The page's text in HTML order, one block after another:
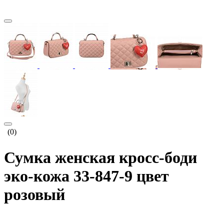
(0)
Сумка женская кросс-боди
эко-кожа 33-847-9 цвет
розовый